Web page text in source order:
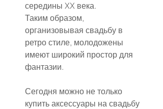
середины XX века.
Таким образом,
организовывая свадьбу в
ретро стиле, молодожены
имеют широкий простор для
фантазии.
Сегодня можно не только
купить аксессуары на свадьбу